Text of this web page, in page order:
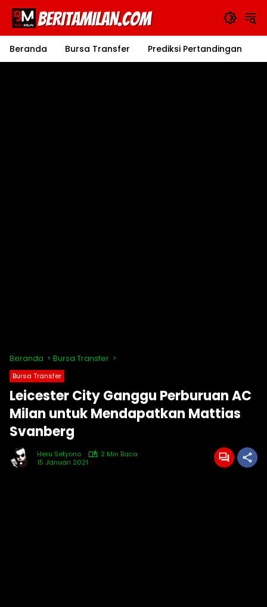
Langsung
konten
Beranda
Bursa Transfer Prediksi Pertandingan
Beranda Bursa Transfer
Bursa Transfer
Leicester City Ganggu Perburuan AC
Milan untuk Mendapatkan Mattias
Svanberg
Heru Setyono
2 Min Baca
15 Januari 2021